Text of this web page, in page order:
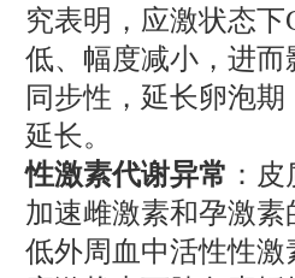
究表明，应激状态下
低、幅度减小，进而
同步性，延长卵泡
延长。
性激素代谢异常 ：
加速雌激素和孕激
低外周血中活性性激